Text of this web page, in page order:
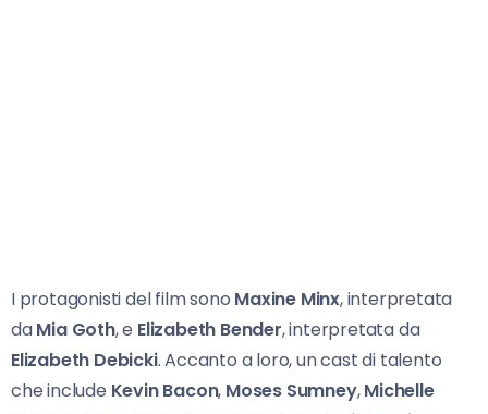
I protagonisti del film sono Maxine Minx, interpretata
daMia Goth, e Elizabeth Bender, interpretata da
Elizabeth Debicki. Accanto a loro, un cast di talento
che include Kevin Bacon, Moses Sumney,Michelle